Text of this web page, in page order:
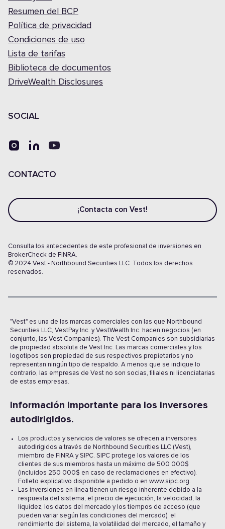
Resumen del BCP
Política de privacidad
Condiciones de uso
Lista de tarifas
Biblioteca de documentos
DriveWealth Disclosures
SOCIAL
CONTACTO
¡Contacta con Vest!
Consulta los antecedentes de este profesional de inversiones en
BrokerCheck de FINRA.
© 2024 Vest - Northbound Securities LLC. Todos los derechos
reservados.
"Vest" es una de las marcas comerciales con las que Northbound
Securities LLC, VestPay Inc. y VestWealth Inc. hacen negocios (en
conjunto, las Vest Companies). The Vest Companies son subsidiarias
de propiedad absoluta de Vest Inc. Las marcas comerciales y los
logotipos son propiedad de sus respectivos propietarios y no
representan ningún tipo de respaldo. A menos que se indique lo
contrario, las empresas de Vest no son socias, filiales ni licenciatarias
de estas empresas.
Información importante para los inversores
autodirigidos.
Los productos y servicios de valores se ofrecen a inversores
autodirigidos a través de Northbound Securities LLC (Vest),
miembro de FINRA y SIPC. SIPC protege los valores de los
clientes de sus miembros hasta un máximo de 500 000$
(incluidos 250 000$ en caso de reclamaciones en efectivo).
Folleto explicativo disponible a pedido o en www.sipc.org.
Las inversiones en línea tienen un riesgo inherente debido a la
respuesta del sistema, el precio de ejecución, la velocidad, la
liquidez, los datos del mercado y los tiempos de acceso (que
pueden variar según las condiciones del mercado), el
rendimiento del sistema, la volatilidad del mercado, el tamaño y